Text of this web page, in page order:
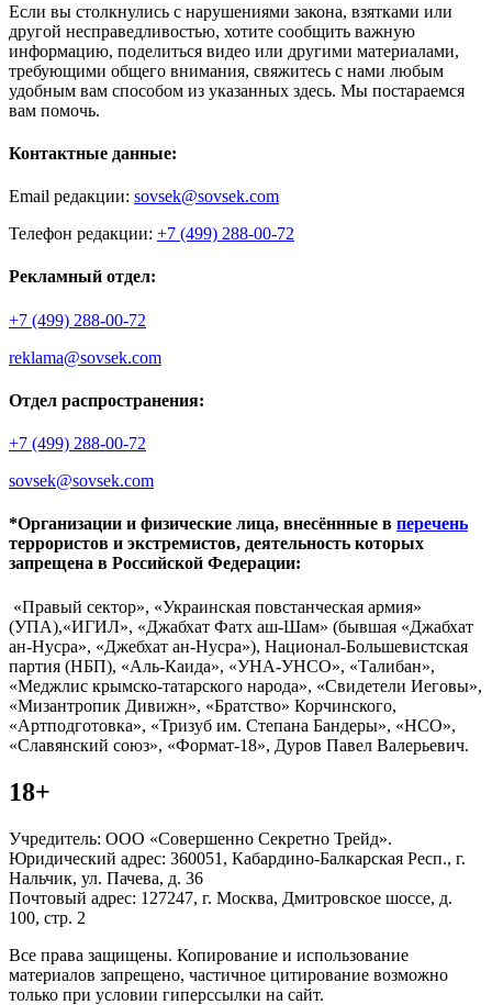
Если вы столкнулись с нарушениями закона, взятками или
другой несправедливостью, хотите сообщить важную
информацию, поделиться видео или другими материалами,
требующими общего внимания, свяжитесь с нами любым
удобным вам способом из указанных здесь. Мы постараемся
вам помочь.
Контактные данные:
Email редакции: sovsek@sovsek.com
Телефон редакции: +7 (499) 288-00-72
Рекламный отдел:
+7 (499) 288-00-72
reklama@sovsek.com
Отдел распространения:
+7 (499) 288-00-72
sovsek@sovsek.com
*Организации и физические лица, внесённные в перечень
террористов и экстремистов, деятельность которых
запрещена в Российской Федерации:
«Правый сектор», «Украинская повстанческая армия»
(УПА),«ИГИЛ», «Джабхат Фатх аш-Шам» (бывшая «Джабхат
ан-Нусра», «Джебхат ан-Нусра»), Национал-Большевистская
партия (НБП), «Аль-Каида», «УНА-УНСО», «Талибан»,
«Меджлис крымско-татарского народа», «Свидетели Иеговы»,
«Мизантропик Дивижн», «Братство» Корчинского,
«Артподготовка», «Тризуб им. Степана Бандеры», «НСО»,
«Славянский союз», «Формат-18», Дуров Павел Валерьевич.
18+
Учредитель: ООО «Совершенно Секретно Трейд».
Юридический адрес: 360051, Кабардино-Балкарская Респ., г.
Нальчик, ул. Пачева, д. 36
Почтовый адрес: 127247, г. Москва, Дмитровское шоссе, д.
100, стр. 2
Все права защищены. Копирование и использование
материалов запрещено, частичное цитирование возможно
только при условии гиперссылки на сайт.